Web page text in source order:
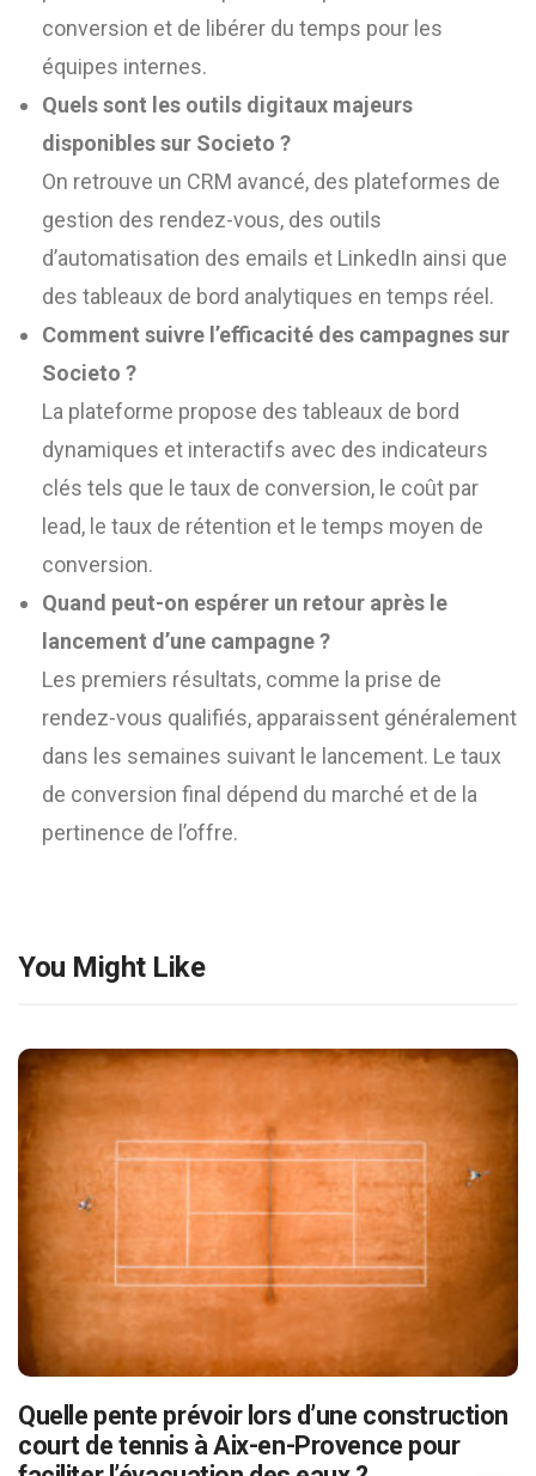
conversion et de libérer du temps pour les
équipes internes.
Quels sont les outils digitaux majeurs
disponibles sur Societo ?
On retrouve un CRM avancé, des plateformes de
gestion des rendez-vous, des outils
d’automatisation des emails et LinkedIn ainsi que
des tableaux de bord analytiques en temps réel.
Comment suivre l’efficacité des campagnes sur
Societo ?
La plateforme propose des tableaux de bord
dynamiques et interactifs avec des indicateurs
clés tels que le taux de conversion, le coût par
lead, le taux de rétention et le temps moyen de
conversion.
Quand peut-on espérer un retour après le
lancement d’une campagne ?
Les premiers résultats, comme la prise de
rendez-vous qualifiés, apparaissent généralement
dans les semaines suivant le lancement. Le taux
de conversion final dépend du marché et de la
pertinence de l’offre.
You Might Like
Quelle pente prévoir lors d’une construction
court de tennis à Aix-en-Provence pour